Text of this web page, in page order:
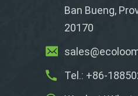
Ban Bueng,
20170
Tel.: +86-